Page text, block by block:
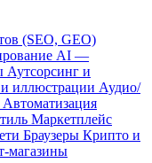
(SEO, GEO)
AI —
Аутсорсинг и
иллюстрации Аудио/
Автоматизация
Маркетплейс
Браузеры Крипто и
магазины